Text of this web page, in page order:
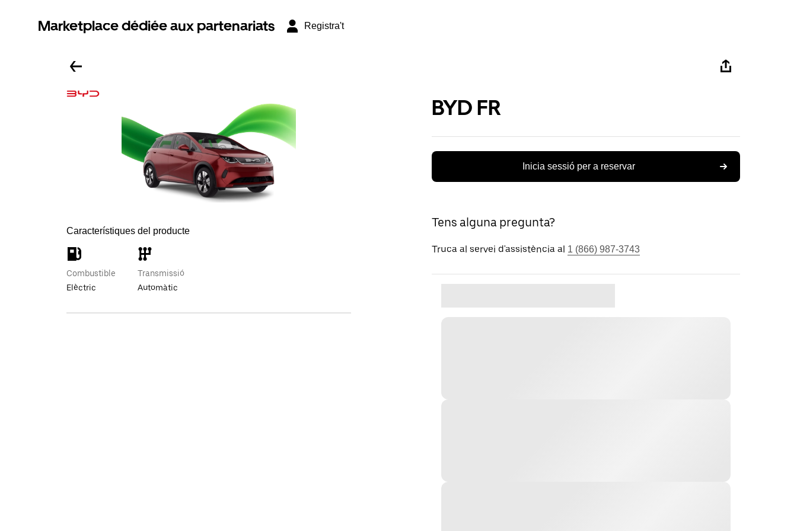
Marketplace dédiée aux partenariats Registra't
Característiques del producte
Combustible
Elèctric
Transmissió
Automàtic
BYD FR
Inicia sessió per a reservar
Tens alguna pregunta?
Truca al servei d'assistència al 1 (866) 987-3743